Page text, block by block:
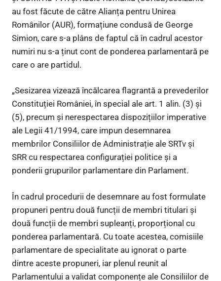
au fost făcute de către Alianța pentru Unirea
Românilor (AUR), formațiune condusă de George
Simion, care s-a plâns de faptul că în cadrul acestor
numiri nu s-a ținut cont de ponderea parlamentară pe
care o are partidul.
„Sesizarea vizează încălcarea flagrantă a prevederilor
Constituției României, în special ale art. 1 alin. (3) și
(5), precum și nerespectarea dispozițiilor imperative
ale Legii 41/1994, care impun desemnarea
membrilor Consiliilor de Administrație ale SRTv și
SRR cu respectarea configurației politice și a
ponderii grupurilor parlamentare din Parlament.
În cadrul procedurii de desemnare au fost formulate
propuneri pentru două funcții de membri titulari și
două funcții de membri supleanți, proporțional cu
ponderea parlamentară. Cu toate acestea, comisiile
parlamentare de specialitate au ignorat o parte
dintre aceste propuneri, iar plenul reunit al
Parlamentului a validat componențe ale Consiliilor de